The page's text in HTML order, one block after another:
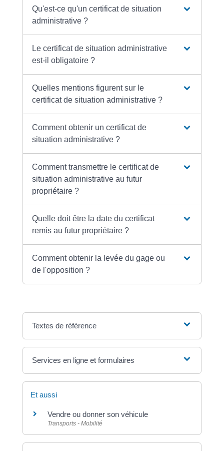
Qu'est-ce qu'un certificat de situation
administrative ?
Le certificat de situation administrative
est-il obligatoire ?
Quelles mentions figurent sur le
certificat de situation administrative ?
Comment obtenir un certificat de
situation administrative ?
Comment transmettre le certificat de
situation administrative au futur
propriétaire ?
Quelle doit être la date du certificat
remis au futur propriétaire ?
Comment obtenir la levée du gage ou
de l'opposition ?
Textes de référence
Services en ligne et formulaires
Et aussi
Vendre ou donner son véhicule
Transports - Mobilité